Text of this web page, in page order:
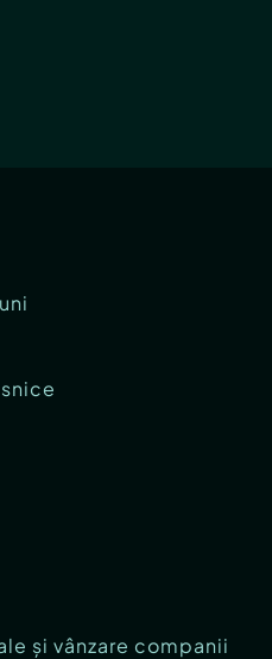
și vânzare companii